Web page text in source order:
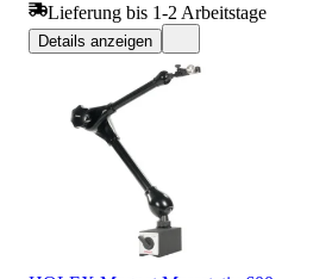
Lieferung bis 1-2 Arbeitstage
Details anzeigen